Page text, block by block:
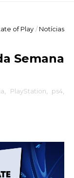
of Play / Notícias
Semana
PlayStation ps4